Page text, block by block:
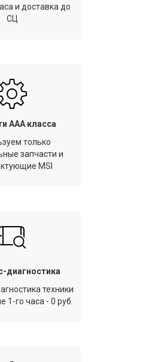
и доставка до
СЦ
AAA класса
только
запчасти и
MSI
диагностика
техники
1-го часа - 0 руб.